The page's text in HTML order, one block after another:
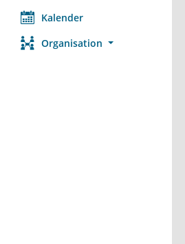
Kalender
Organisation